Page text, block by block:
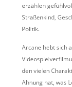
erzählen
Straßenkind,
Politik.
Arcane hebt sich
den vielen
Ahnung hat, was